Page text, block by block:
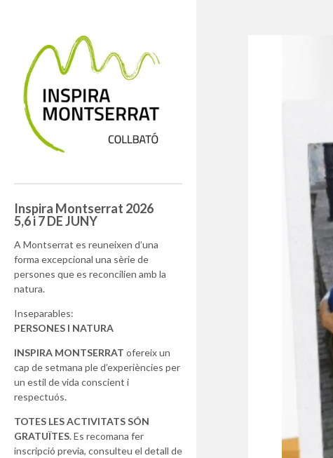
Inspira Montserrat 2026
5,6 i 7 DE JUNY
A Montserrat es reuneixen d’una
forma excepcional una sèrie de
persones que es reconcilien amb la
natura.
Inseparables:
PERSONES I NATURA
INSPIRA MONTSERRAT ofereix un
cap de setmana ple d’experiències per
un estil de vida conscient i
respectuós.
TOTES LES ACTIVITATS SÓN
GRATUÏTES. Es recomana fer
inscripció previa, consulteu el detall de